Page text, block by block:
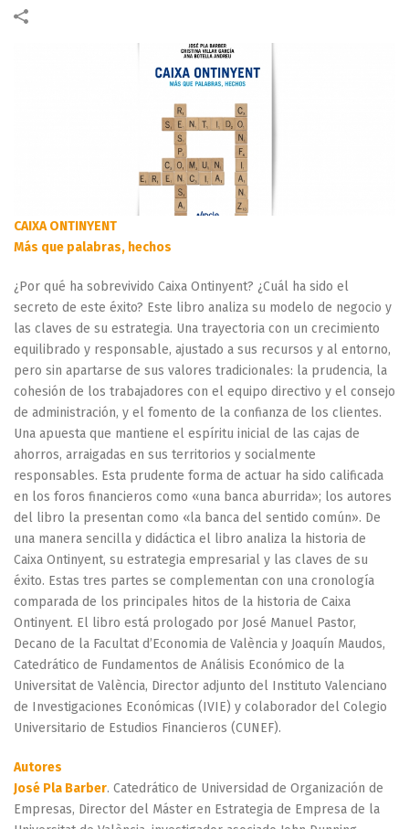
CAIXA ONTINYENT
Más que palabras, hechos
¿Por qué ha sobrevivido Caixa Ontinyent? ¿Cuál ha sido el
secreto de este éxito? Este libro analiza su modelo de negocio y
las claves de su estrategia. Una trayectoria con un crecimiento
equilibrado y responsable, ajustado a sus recursos y al entorno,
pero sin apartarse de sus valores tradicionales: la prudencia, la
cohesión de los trabajadores con el equipo directivo y el consejo
de administración, y el fomento de la confianza de los clientes.
Una apuesta que mantiene el espíritu inicial de las cajas de
ahorros, arraigadas en sus territorios y socialmente
responsables. Esta prudente forma de actuar ha sido calificada
en los foros financieros como «una banca aburrida»; los autores
del libro la presentan como «la banca del sentido común». De
una manera sencilla y didáctica el libro analiza la historia de
Caixa Ontinyent, su estrategia empresarial y las claves de su
éxito. Estas tres partes se complementan con una cronología
comparada de los principales hitos de la historia de Caixa
Ontinyent. El libro está prologado por José Manuel Pastor,
Decano de la Facultat d’Economia de València y Joaquín Maudos,
Catedrático de Fundamentos de Análisis Económico de la
Universitat de València, Director adjunto del Instituto Valenciano
de Investigaciones Económicas (IVIE) y colaborador del Colegio
Universitario de Estudios Financieros (CUNEF).
Autores
José Pla Barber. Catedrático de Universidad de Organización de
Empresas, Director del Máster en Estrategia de Empresa de la